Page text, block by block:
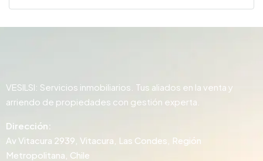
VESILSI: Servicios inmobiliarios. Tus aliados en la venta y
arriendo de propiedades con gestión experta.
Dirección:
Av Vitacura 2939, Vitacura, Las Condes, Región
Metropolitana, Chile